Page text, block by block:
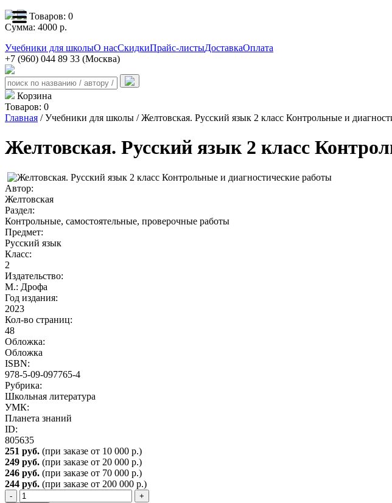
Товаров: 0
Сумма: 4000 р.
Учебники для школыО насСкидкиПрайс-листыДоставкаОплата
+7 (960) 044 89 33 (Москва)
Корзина
Товаров: 0
Главная / Учебники для школы / Желтовская. Русский язык 2 класс Контрольные и
Желтовская. Русский язык 2 класс
Автор:
Желтовская
Раздел:
Контрольные, самостоятельные, проверочные работы
Предмет:
Русский язык
Класс:
2
Издательство:
М.: Дрофа
Год издания:
2023
Кол-во страниц:
48
Обложка:
Обложка
ISBN:
978-5-09-097765-4
Рубрика:
Школьная литература
УМК:
Планета знаний
ID:
805635
251 руб. (при заказе от 10 000 р.)
249 руб. (при заказе от 20 000 р.)
246 руб. (при заказе от 70 000 р.)
244 руб. (при заказе от 200 000 р.)
-
+